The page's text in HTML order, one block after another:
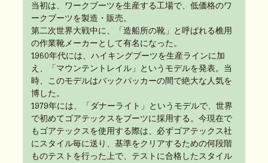
当初は、ワークブーツを生産する工場で、低価格のワ
ークブーツを製造・販売。
第二次世界大戦中に、「造船所の靴」と呼ばれる樵用
の作業靴メーカーとして有名になった。
1960年代には、ハイキングブーツを生産ラインに加
え、「マウンテントレイル」というモデルを発表。当
時、このモデルはバックパッカーの間で絶大な人気を
博した。
1979年には、「ダナーライト」というモデルで、世界
で初めてゴアテックスをブーツに採用する。今現在で
もゴアテックスを使用する際は、必ずゴアテックス社
にスタイル毎に送り、基準をクリアするための何段階
ものテストを行った上で、テストに合格したスタイル